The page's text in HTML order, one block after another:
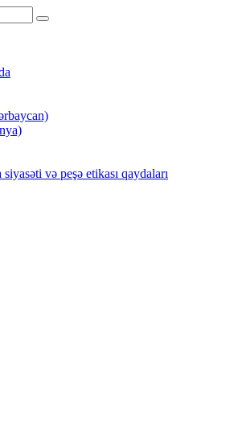
və peşə etikası qaydaları